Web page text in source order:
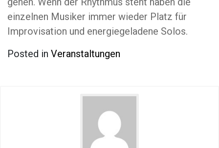
einzelnen Musiker immer wieder Platz für
Improvisation und energiegeladene Solos.
Posted in Veranstaltungen